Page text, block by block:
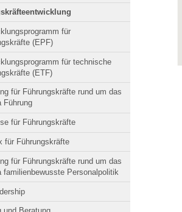
für
(EPF)
für technische
(ETF)
für Führungskräfte rund um das
Führung
für Führungskräfte
für Führungskräfte
für Führungskräfte rund um das
familienbewusste Personalpolitik